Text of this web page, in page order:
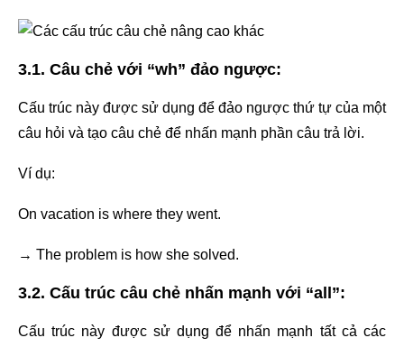
3.1. Câu chẻ với “wh” đảo ngược:
Cấu trúc này được sử dụng để đảo ngược thứ tự của một
câu hỏi và tạo câu chẻ để nhấn mạnh phần câu trả lời.
Ví dụ:
On vacation is where they went.
→ The problem is how she solved.
3.2. Cấu trúc câu chẻ nhấn mạnh với “all”:
Cấu trúc này được sử dụng để nhấn mạnh tất cả các